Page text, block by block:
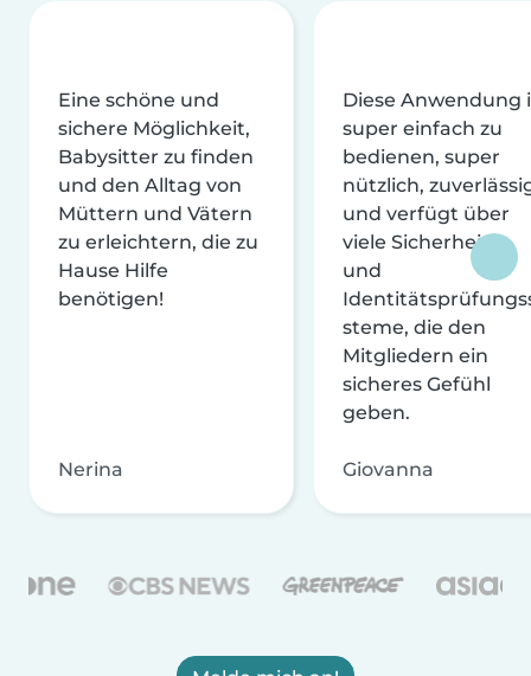
Eine schöne und
sichere Möglichkeit,
Babysitter zu finden
und den Alltag von
Müttern und Vätern
zu erleichtern, die zu
Hause Hilfe
benötigen!
Nerina
Diese Anwendung
super einfach zu
bedienen, super
nützlich,
und verfügt über
viele Sicherheits-
und
steme, die den
Mitgliedern ein
sicheres Gefühl
geben.
Giovanna